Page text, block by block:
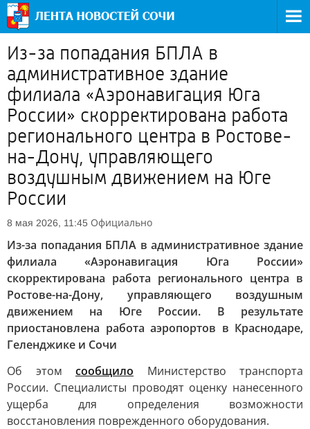
Из-за попадания БПЛА в
административное здание
филиала «Аэронавигация Юга
России» скорректирована работа
регионального центра в Ростове-
на-Дону, управляющего
воздушным движением на Юге
России
8 мая 2026, 11:45 Официально
Из-за попадания БПЛА в административное здание
филиала «Аэронавигация Юга России»
скорректирована работа регионального центра в
Ростове-на-Дону, управляющего воздушным
движением на Юге России. В результате
приостановлена работа аэропортов в Краснодаре,
Геленджике и Сочи
Об этом сообщило Министерство транспорта
России. Специалисты проводят оценку нанесенного
ущерба для определения возможности
восстановления поврежденного оборудования.